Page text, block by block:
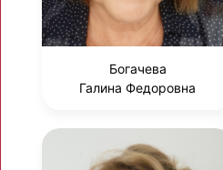
Богачева
Галина Федоровна